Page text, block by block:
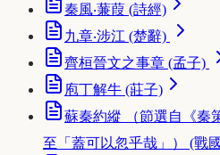
秦風‧蒹葭 (詩經)
九章‧涉江 (楚辭)
齊桓晉文之事章 (孟子)
庖丁解牛 (莊子)
蘇秦約縱 （節選自《秦
至「蓋可以忽乎哉」） (戰